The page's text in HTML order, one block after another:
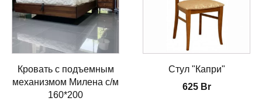
Кровать с подъемным
механизмом Милена с/м
160*200
Стул "Капри"
625 Br